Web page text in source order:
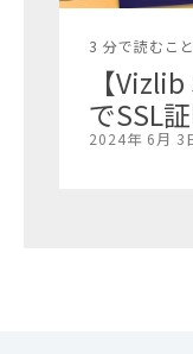
3 分で読むこ
【
でSSL
2024年 6月 3